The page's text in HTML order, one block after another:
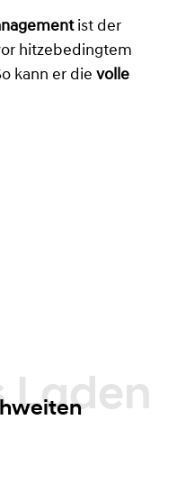
ist der
hitzebedingtem
kann er die volle